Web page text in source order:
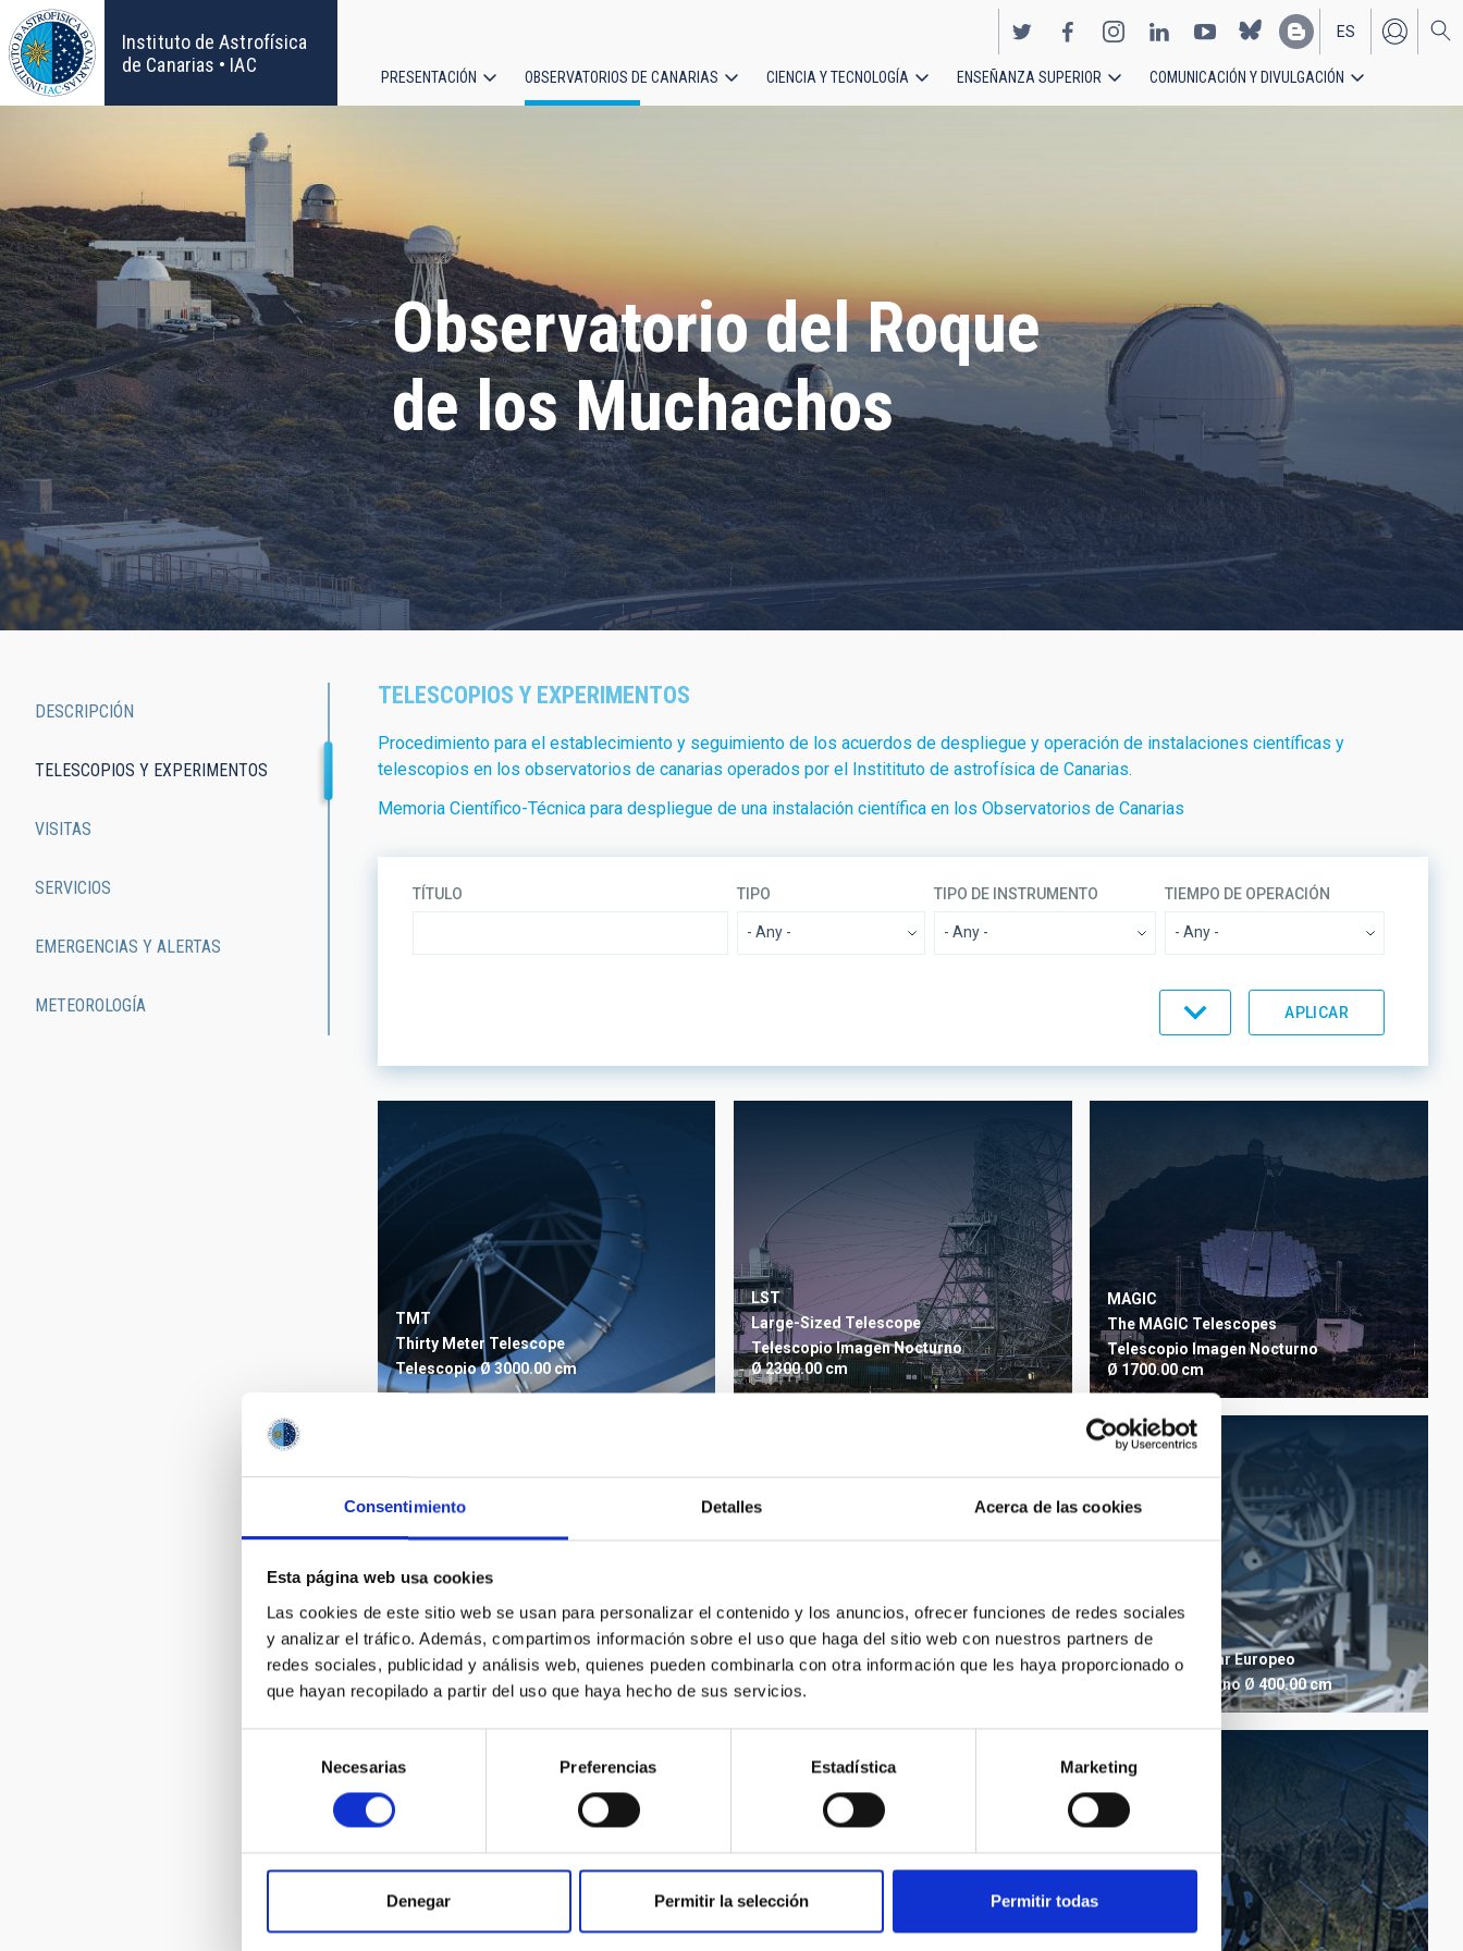
Consentimiento Detalles Acerca de las cookies
Esta página web usa cookies
Las cookies de este sitio web se usan para personalizar el contenido y los anuncios, ofrecer funciones de redes sociales
y analizar el tráfico. Además, compartimos información sobre el uso que haga del sitio web con nuestros partners de
redes sociales, publicidad y análisis web, quienes pueden combinarla con otra información que les haya proporcionado o
que hayan recopilado a partir del uso que haya hecho de sus servicios.
consentimiento
Necesarias Preferencias Estadística Marketing
Denegar Permitir la selección Permitir todas
Pasar
al
contenido
principal
Instituto de Astrofísica
de Canarias • IAC
EN
ES
Navegación
PRESENTACIÓN OBSERVATORIOS DE CANARIAS CIENCIA Y TECNOLOGÍA ENSEÑANZA SUPERIOR COMUNICACIÓN Y DIVULGACIÓN
Observatorio del Roque
de los Muchachos
TELESCOPIOS Y EXPERIMENTOS
Procedimiento para el establecimiento y seguimiento de los acuerdos de despliegue y operación de instalaciones científicas y
telescopios en los observatorios de canarias operados por el Institituto de astrofísica de Canarias.
Memoria Científico-Técnica para despliegue de una instalación científica en los Observatorios de Canarias
TÍTULO TIPO TIPO DE INSTRUMENTO TIEMPO DE OPERACIÓN
INSTITUCIÓN PROPIETARIA
- Any -
INSTITUCIÓN USUARIA
- Any -
ESTADO ORDENAR POR ORDEN
TMT
Thirty Meter Telescope
TelescopioØ 3000.00 cm
LST
Large-Sized Telescope
TelescopioImagenNocturno
Ø 2300.00 cm
MAGIC
The MAGIC Telescopes
Telescopio ImagenNocturno
Ø 1700.00 cm
Gran Telescopio CANARIAS
Telescopio
ImagenEspectrógrafoPolarímetro
Nocturno Ø 1040.00 cm
William Herschel Telescope
Telescopio
ImagenEspectrógrafo Polarímetro
Nocturno
EST
Telescopio Solar Europeo
Diurno Ø 400.00 cm
TNG
Telescopio Nazionale Galileo
navigation
DESCRIPCIÓN
TELESCOPIOS Y EXPERIMENTOS
VISITAS
SERVICIOS
EMERGENCIAS Y ALERTAS
METEOROLOGÍA